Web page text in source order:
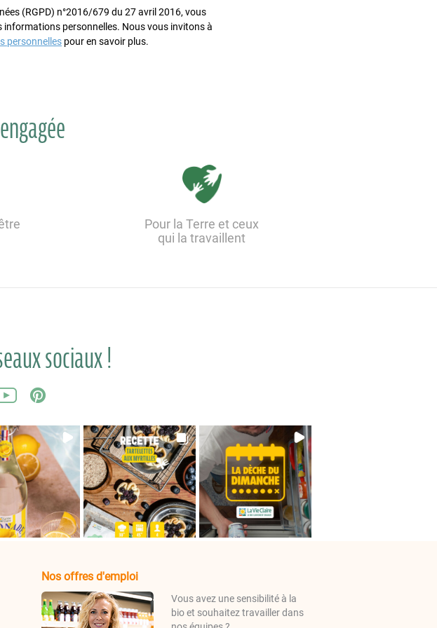
(RGPD) n°2016/679 du 27 avril 2016, vous
informations personnelles. Nous vous invitons à
personnelles pour en savoir plus.
Pour la Terre et ceux
qui la travaillent
sociaux !
Nos offres d'emploi
Vous avez une sensibilité à la
bio et souhaitez travailler dans